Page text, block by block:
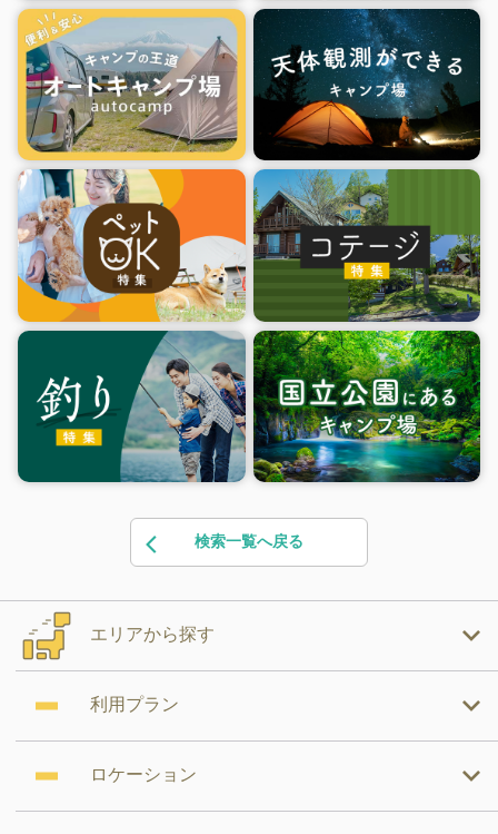
検索一覧へ戻る
エリアから探す
利用プラン
ロケーション